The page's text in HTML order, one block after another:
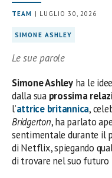
TEAM | LUGLIO 30, 2026
SIMONE ASHLEY
Le sue parole
Simone Ashleyha le
dalla sua prossima
l’attrice britannica,
Bridgerton, ha parlato
sentimentale durante il
di Netflix, spiegando
di trovare nel suo futuro